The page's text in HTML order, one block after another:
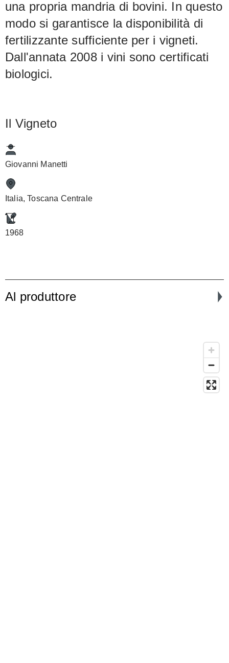
una propria mandria di bovini. In questo
modo si garantisce la disponibilità di
fertilizzante sufficiente per i vigneti.
Dall'annata 2008 i vini sono certificati
biologici.
Il Vigneto
Giovanni Manetti
Italia, Toscana Centrale
1968
Al produttore